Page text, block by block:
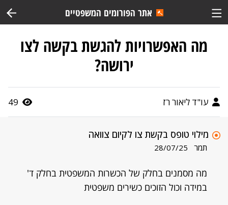
אתר הפורומים המשפטיים
מה האפשרויות להגשת בקשה לצו
ירושה?
עו"ד ליאור רז 49
מילוי טופס בקשת צו לקיום צוואה
תמר 28/07/25
מה מסמנים בחלק של הכשרות המשפטית בחלק ד'
במידה וכול הזוכים כשירים משפטית